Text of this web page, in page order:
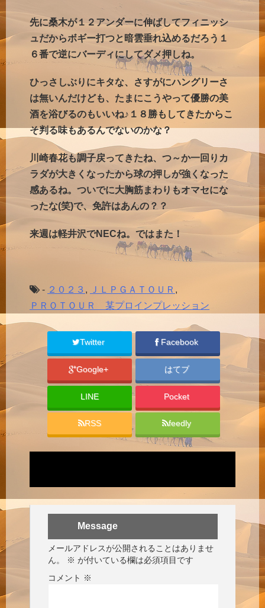
先に桑木が１２アンダーに伸ばしてフィニッシ
ュだからボギー打つと暗雲垂れ込めるだろう１
６番で逆にバーディにしてダメ押しね。
ひっさしぶりにキタな、さすがにハングリーさ
は無いんだけども、たまにこうやって優勝の美
酒を浴びるのもいいね♪１８勝もしてきたからこ
そ判る味もあるんでないのかな？
川崎春花も調子戻ってきたね、つ～か一回りカ
ラダが大きくなったから球の押しが強くなった
感あるね。ついでに大胸筋まわりもオマセにな
ったな(笑)で、免許はあんの？？
来週は軽井沢でNECね。ではまた！
- ２０２３ , ＪＬＰＧＡＴＯＵＲ ,
ＰＲＯＴＯＵＲ 某プロインプレッション
Twitter Facebook
Google+ はてブ
LINE Pocket
RSS feedly
Message
メールアドレスが公開されることはありませ
ん。
※ が付いている欄は必須項目です
コメント ※